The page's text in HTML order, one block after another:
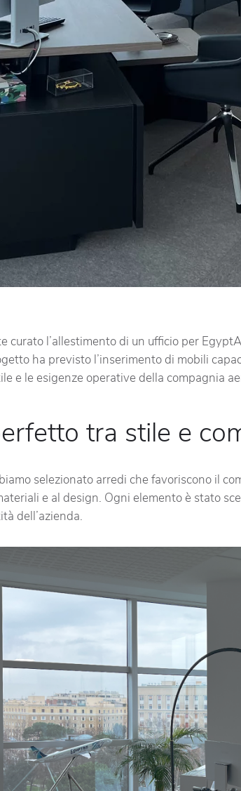
curato l’allestimento di un ufficio per
ha previsto l’inserimento di mobili
e le esigenze operative della compagnia
tra stile e
selezionato arredi che favoriscono il
e al design. Ogni elemento è stato
dell’azienda.